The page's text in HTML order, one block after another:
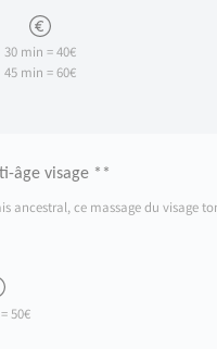
30 min = 40€
45 min = 60€
âge visage **
ancestral, ce massage du
50€